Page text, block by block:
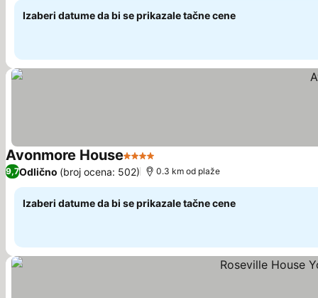
Izaberi datume da bi se prikazale tačne cene
Avonmore House4 Zvezdice
9,7Odlično (broj ocena: 502) 0.3 km od plaže
Izaberi datume da bi se prikazale tačne cene